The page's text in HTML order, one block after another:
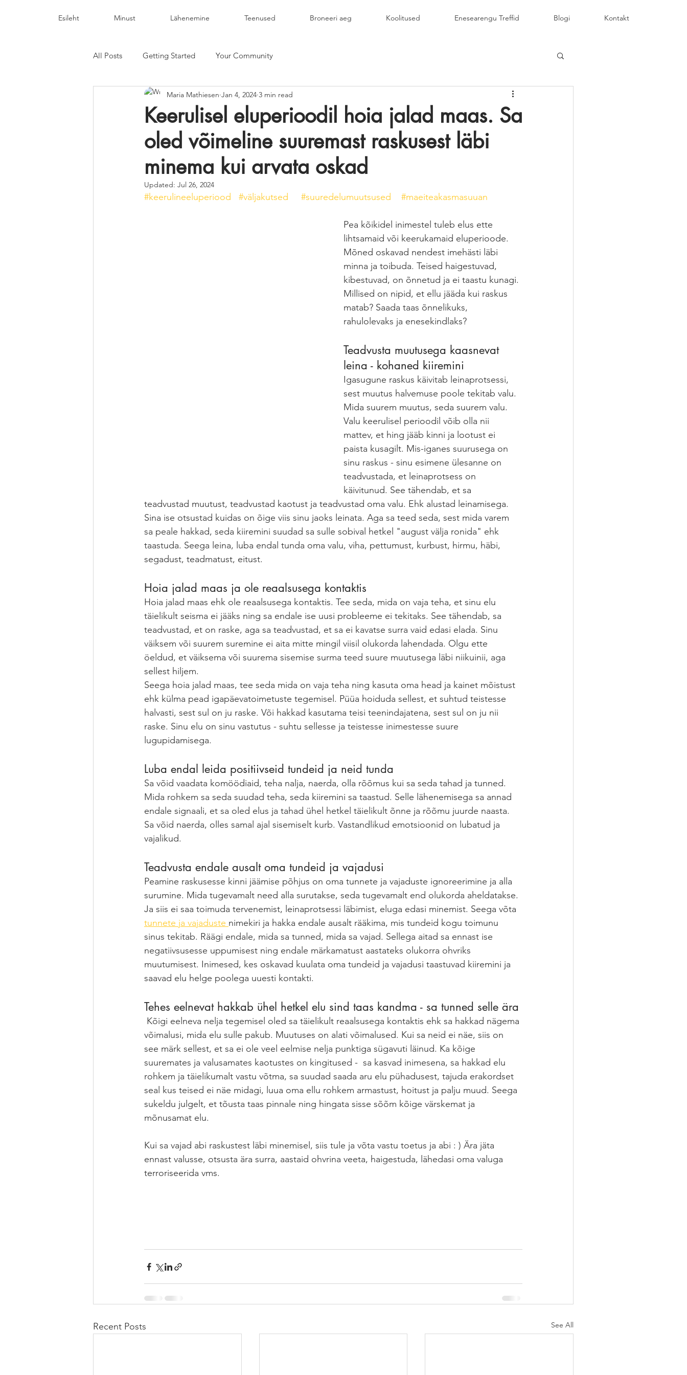
Esileht Minust Lähenemine Teenused Broneeri aeg Koolitused Enesearengu Treffid Blogi Kontakt
All Posts Getting Started Your Community
Keerulisel eluperioodil hoia jalad maas. Sa
oled võimeline suuremast raskusest läbi
minema kui arvata oskad
Maria Mathiesen Jan 4, 2024 3 min read
Updated: Jul 26, 2024
#keerulineeluperiood #väljakutsed #suuredelumuutsused #maeiteakasmasuuan
Pea kõikidel inimestel tuleb elus ette
lihtsamaid või keerukamaid eluperioode.
Mõned oskavad nendest imehästi läbi
minna ja toibuda. Teised haigestuvad,
kibestuvad, on õnnetud ja ei taastu kunagi.
Millised on nipid, et ellu jääda kui raskus
matab? Saada taas õnnelikuks,
rahulolevaks ja enesekindlaks?
Teadvusta muutusega kaasnevat
leina - kohaned kiiremini
Igasugune raskus käivitab leinaprotsessi,
sest muutus halvemuse poole tekitab valu.
Mida suurem muutus, seda suurem valu.
Valu keerulisel perioodil võib olla nii
mattev, et hing jääb kinni ja lootust ei
paista kusagilt. Mis-iganes suurusega on
sinu raskus - sinu esimene ülesanne on
teadvustada, et leinaprotsess on
käivitunud. See tähendab, et sa
teadvustad muutust, teadvustad kaotust ja teadvustad oma valu. Ehk alustad leinamisega.
Sina ise otsustad kuidas on õige viis sinu jaoks leinata. Aga sa teed seda, sest mida varem
sa peale hakkad, seda kiiremini suudad sa sulle sobival hetkel "august välja ronida" ehk
taastuda. Seega leina, luba endal tunda oma valu, viha, pettumust, kurbust, hirmu, häbi,
segadust, teadmatust, eitust.
Hoia jalad maas ja ole reaalsusega kontaktis
Hoia jalad maas ehk ole reaalsusega kontaktis. Tee seda, mida on vaja teha, et sinu elu
täielikult seisma ei jääks ning sa endale ise uusi probleeme ei tekitaks. See tähendab, sa
teadvustad, et on raske, aga sa teadvustad, et sa ei kavatse surra vaid edasi elada. Sinu
väiksem või suurem suremine ei aita mitte mingil viisil olukorda lahendada. Olgu ette
öeldud, et väiksema või suurema sisemise surma teed suure muutusega läbi niikuinii, aga
sellest hiljem.
Seega hoia jalad maas, tee seda mida on vaja teha ning kasuta oma head ja kainet mõistust
ehk külma pead igapäevatoimetuste tegemisel. Püüa hoiduda sellest, et suhtud teistesse
halvasti, sest sul on ju raske. Või hakkad kasutama teisi teenindajatena, sest sul on ju nii
raske. Sinu elu on sinu vastutus - suhtu sellesse ja teistesse inimestesse suure
lugupidamisega.
Luba endal leida positiivseid tundeid ja neid tunda
Sa võid vaadata komöödiaid, teha nalja, naerda, olla rõõmus kui sa seda tahad ja tunned.
Mida rohkem sa seda suudad teha, seda kiiremini sa taastud. Selle lähenemisega sa annad
endale signaali, et sa oled elus ja tahad ühel hetkel täielikult õnne ja rõõmu juurde naasta.
Sa võid naerda, olles samal ajal sisemiselt kurb. Vastandlikud emotsioonid on lubatud ja
vajalikud.
Teadvusta endale ausalt oma tundeid ja vajadusi
Peamine raskusesse kinni jäämise põhjus on oma tunnete ja vajaduste ignoreerimine ja alla
surumine. Mida tugevamalt need alla surutakse, seda tugevamalt end olukorda aheldatakse.
Ja siis ei saa toimuda tervenemist, leinaprotsessi läbimist, eluga edasi minemist. Seega võta
tunnete ja vajaduste nimekiri ja hakka endale ausalt rääkima, mis tundeid kogu toimunu
sinus tekitab. Räägi endale, mida sa tunned, mida sa vajad. Sellega aitad sa ennast ise
negatiivsusesse uppumisest ning endale märkamatust aastateks olukorra ohvriks
muutumisest. Inimesed, kes oskavad kuulata oma tundeid ja vajadusi taastuvad kiiremini ja
saavad elu helge poolega uuesti kontakti.
Tehes eelnevat hakkab ühel hetkel elu sind taas kandma - sa tunned selle ära
võimalusi, mida elu sulle pakub. Muutuses on alati võimalused. Kui sa neid ei näe, siis on
see märk sellest, et sa ei ole veel eelmise nelja punktiga sügavuti läinud. Ka kõige
suuremates ja valusamates kaotustes on kingitused -  sa kasvad inimesena, sa hakkad elu
rohkem ja täielikumalt vastu võtma, sa suudad saada aru elu pühadusest, tajuda erakordset
seal kus teised ei näe midagi, luua oma ellu rohkem armastust, hoitust ja palju muud. Seega
sukeldu julgelt, et tõusta taas pinnale ning hingata sisse sõõm kõige värskemat ja
mõnusamat elu.
Kui sa vajad abi raskustest läbi minemisel, siis tule ja võta vastu toetus ja abi : ) Ära jäta
ennast valusse, otsusta ära surra, aastaid ohvrina veeta, haigestuda, lähedasi oma valuga
terroriseerida vms.
Recent Posts See All